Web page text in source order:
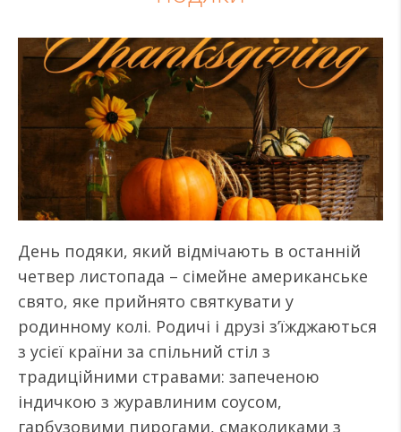
День подяки, який відмічають в останній
четвер листопада – сімейне американське
свято, яке прийнято святкувати у
родинному колі. Родичі і друзі з’їжджаються
з усієї країни за спільний стіл з
традиційними стравами: запеченою
індичкою з журавлиним соусом,
гарбузовими пирогами, смаколиками з